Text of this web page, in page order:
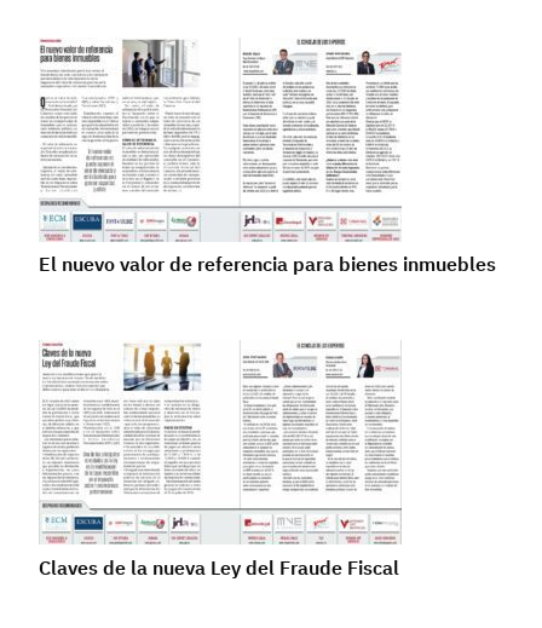
El nuevo valor de referencia para bienes inmuebles
Claves de la nueva Ley del Fraude Fiscal